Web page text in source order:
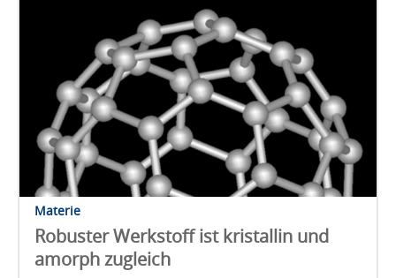
Materie
Robuster Werkstoff ist kristallin und
amorph zugleich